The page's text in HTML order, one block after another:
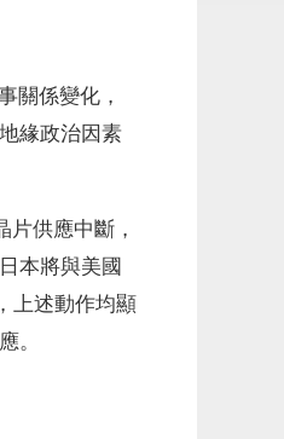
關係變化，
緣政治因素
供應中斷，
本將與美國
上述動作均顯
。